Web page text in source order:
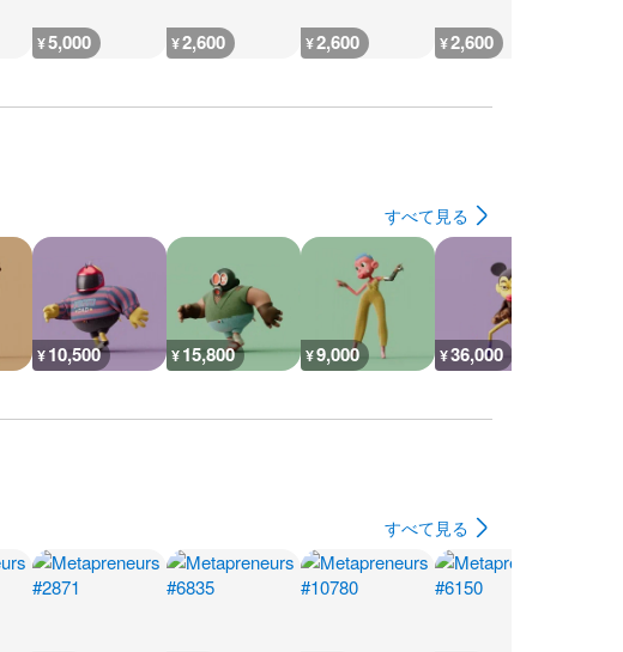
¥5,000 ¥2,600 ¥2,600 ¥2,600
すべて見る
¥10,500 ¥15,800 ¥9,000 ¥36,000
すべて見る